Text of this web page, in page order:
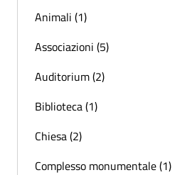
Animali (1)
Associazioni (5)
Auditorium (2)
Biblioteca (1)
Chiesa (2)
Complesso monumentale (1)